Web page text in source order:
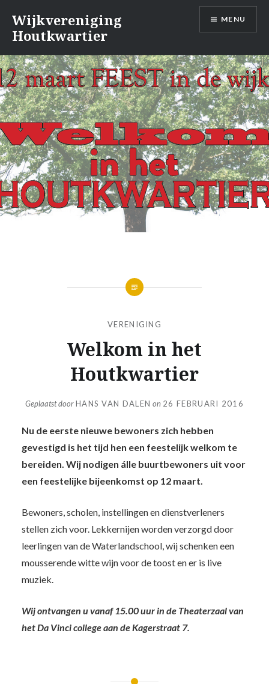
inhoud
Wijkvereniging
Houtkwartier
MENU
VERENIGING
Welkom in het
Houtkwartier
Geplaatst doorHANS VAN DALEN on 26 FEBRUARI 2016
Nu de eerste nieuwe bewoners zich hebben
gevestigd is het tijd hen een feestelijk welkom te
bereiden. Wij nodigen álle buurtbewoners uit voor
een feestelijke bijeenkomst op 12 maart.
Bewoners, scholen, instellingen en dienstverleners
stellen zich voor. Lekkernijen worden verzorgd door
leerlingen van de Waterlandschool, wij schenken een
mousserende witte wijn voor de toost en er is live
muziek.
Wij ontvangen u vanaf 15.00 uur in de Theaterzaal van
het Da Vinci college aan de Kagerstraat 7.